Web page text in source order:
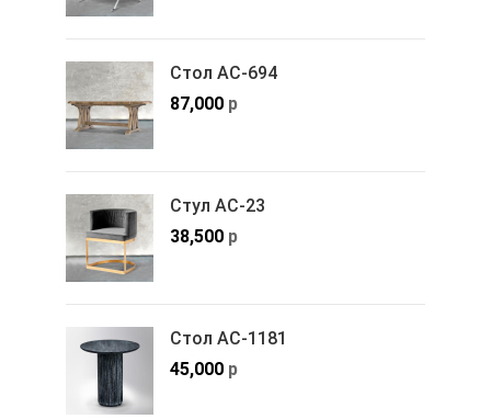
Стол АС-694
87,000 р
Стул АС-23
38,500 р
Стол АС-1181
45,000 р